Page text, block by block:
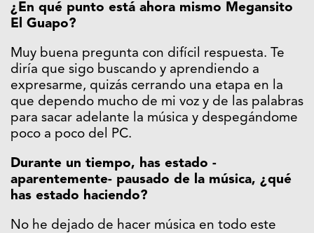
¿En qué punto está ahora mismo Megansito
El Guapo?
Muy buena pregunta con difícil respuesta. Te
diría que sigo buscando y aprendiendo a
expresarme, quizás cerrando una etapa en la
que dependo mucho de mi voz y de las palabras
para sacar adelante la música y despegándome
poco a poco del PC.
Durante un tiempo, has estado -
aparentemente- pausado de la música, ¿qué
has estado haciendo?
No he dejado de hacer música en todo este